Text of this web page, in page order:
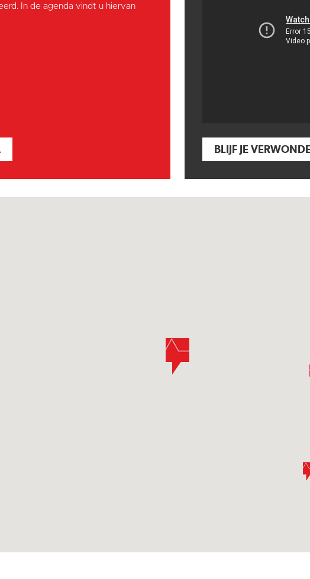
In de agenda vindt u hiervan
BLIJF JE